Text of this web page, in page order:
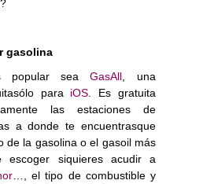
gasolina
popular sea GasAll , una
para iOS . Es gratuita
las estaciones de
a donde te encuentrasque
de la gasolina o el gasoil más
escoger siquieres acudir a
…, el tipo de combustible y